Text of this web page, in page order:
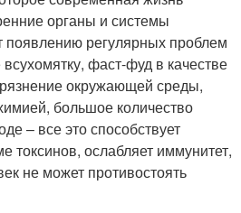
органы и системы
появлению регулярных проблем
фаст-фуд в качестве
окружающей среды,
большое количество
– все это способствует
токсинов, ослабляет иммунитет,
не может противостоять